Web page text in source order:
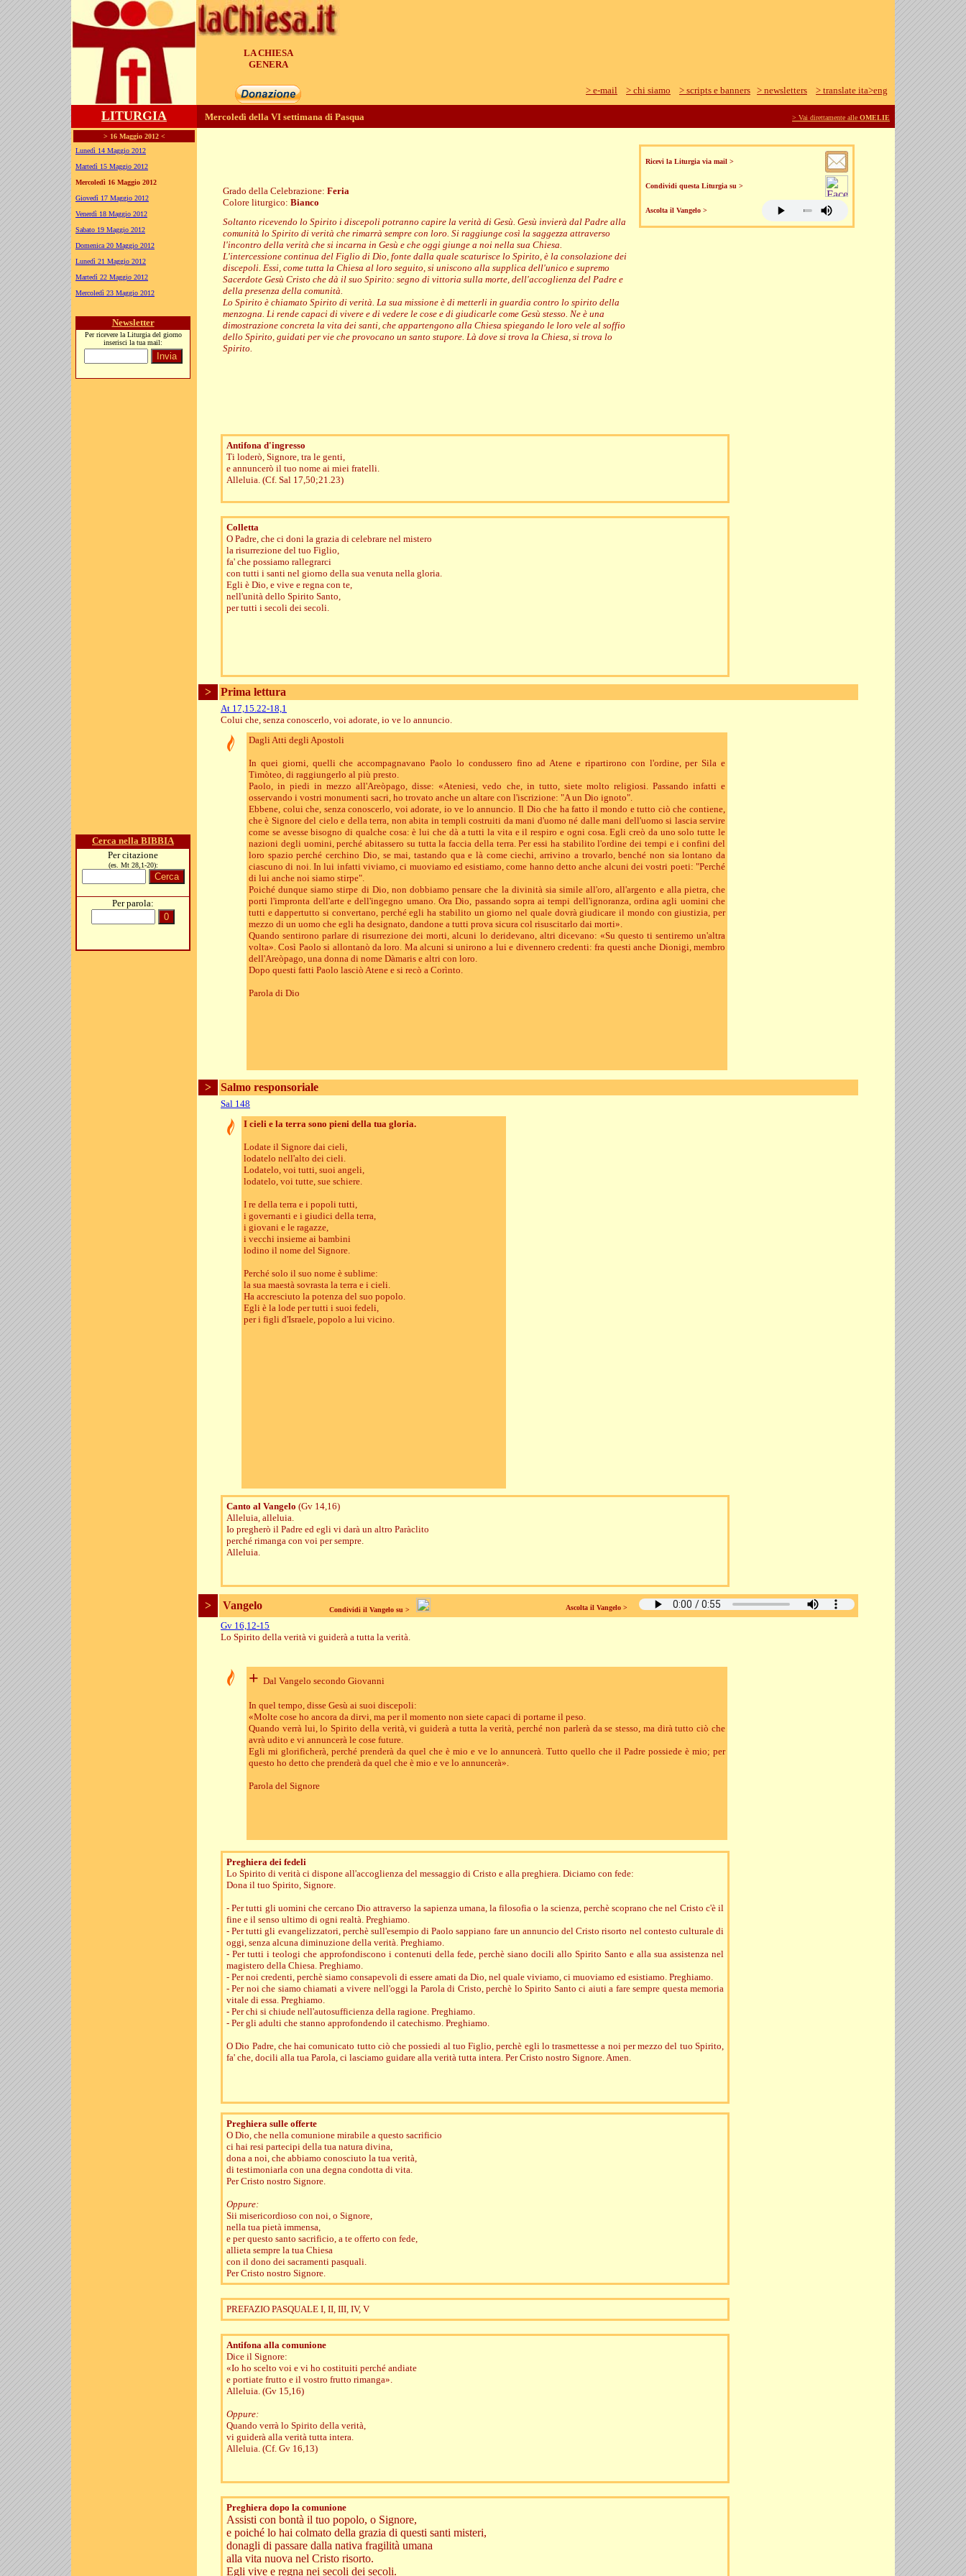
LA CHIESA
GENERA
> e-mail > chi siamo > scripts e banners > newsletters > translate ita>eng
LITURGIA
> 16 Maggio 2012 <
Lunedì 14 Maggio 2012
Martedì 15 Maggio 2012
Mercoledì 16 Maggio 2012
Giovedì 17 Maggio 2012
Venerdì 18 Maggio 2012
Sabato 19 Maggio 2012
Domenica 20 Maggio 2012
Lunedì 21 Maggio 2012
Martedì 22 Maggio 2012
Mercoledì 23 Maggio 2012
Newsletter
Per ricevere la Liturgia del giorno
inserisci la tua mail:
Cerca nella BIBBIA
Per citazione
(es. Mt 28,1-20):
Per parola:
Mercoledì della VI settimana di Pasqua > Vai direttamente alle OMELIE
Grado della Celebrazione: Feria
Colore liturgico: Bianco
Soltanto ricevendo lo Spirito i discepoli potranno capire la verità di Gesù. Gesù invierà dal Padre alla
comunità lo Spirito di verità che rimarrà sempre con loro. Si raggiunge così la saggezza attraverso
l'incontro della verità che si incarna in Gesù e che oggi giunge a noi nella sua Chiesa.
L'intercessione continua del Figlio di Dio, fonte dalla quale scaturisce lo Spirito, è la consolazione dei
discepoli. Essi, come tutta la Chiesa al loro seguito, si uniscono alla supplica dell'unico e supremo
Sacerdote Gesù Cristo che dà il suo Spirito: segno di vittoria sulla morte, dell'accoglienza del Padre e
della presenza della comunità.
Lo Spirito è chiamato Spirito di verità. La sua missione è di metterli in guardia contro lo spirito della
menzogna. Li rende capaci di vivere e di vedere le cose e di giudicarle come Gesù stesso. Ne è una
dimostrazione concreta la vita dei santi, che appartengono alla Chiesa spiegando le loro vele al soffio
dello Spirito, guidati per vie che provocano un santo stupore. Là dove si trova la Chiesa, si trova lo
Spirito.
Ricevi la Liturgia via mail >
Condividi questa Liturgia su >
Ascolta il Vangelo >
Antifona d'ingresso
Ti loderò, Signore, tra le genti,
e annuncerò il tuo nome ai miei fratelli.
Alleluia. (Cf. Sal 17,50;21.23)
Colletta
O Padre, che ci doni la grazia di celebrare nel mistero
la risurrezione del tuo Figlio,
fa' che possiamo rallegrarci
con tutti i santi nel giorno della sua venuta nella gloria.
Egli è Dio, e vive e regna con te,
nell'unità dello Spirito Santo,
per tutti i secoli dei secoli.
> Prima lettura
At 17,15.22-18,1
Colui che, senza conoscerlo, voi adorate, io ve lo annuncio.
Dagli Atti degli Apostoli
In quei giorni, quelli che accompagnavano Paolo lo condussero fino ad Atene e ripartirono con l'ordine, per Sila e
Timòteo, di raggiungerlo al più presto.
Paolo, in piedi in mezzo all'Areòpago, disse: «Ateniesi, vedo che, in tutto, siete molto religiosi. Passando infatti e
osservando i vostri monumenti sacri, ho trovato anche un altare con l'iscrizione: "A un Dio ignoto".
Ebbene, colui che, senza conoscerlo, voi adorate, io ve lo annuncio. Il Dio che ha fatto il mondo e tutto ciò che contiene,
che è Signore del cielo e della terra, non abita in templi costruiti da mani d'uomo né dalle mani dell'uomo si lascia servire
come se avesse bisogno di qualche cosa: è lui che dà a tutti la vita e il respiro e ogni cosa. Egli creò da uno solo tutte le
nazioni degli uomini, perché abitassero su tutta la faccia della terra. Per essi ha stabilito l'ordine dei tempi e i confini del
loro spazio perché cerchino Dio, se mai, tastando qua e là come ciechi, arrivino a trovarlo, benché non sia lontano da
ciascuno di noi. In lui infatti viviamo, ci muoviamo ed esistiamo, come hanno detto anche alcuni dei vostri poeti: "Perché
di lui anche noi siamo stirpe".
Poiché dunque siamo stirpe di Dio, non dobbiamo pensare che la divinità sia simile all'oro, all'argento e alla pietra, che
porti l'impronta dell'arte e dell'ingegno umano. Ora Dio, passando sopra ai tempi dell'ignoranza, ordina agli uomini che
tutti e dappertutto si convertano, perché egli ha stabilito un giorno nel quale dovrà giudicare il mondo con giustizia, per
mezzo di un uomo che egli ha designato, dandone a tutti prova sicura col risuscitarlo dai morti».
Quando sentirono parlare di risurrezione dei morti, alcuni lo deridevano, altri dicevano: «Su questo ti sentiremo un'altra
volta». Così Paolo si allontanò da loro. Ma alcuni si unirono a lui e divennero credenti: fra questi anche Dionigi, membro
dell'Areòpago, una donna di nome Dàmaris e altri con loro.
Dopo questi fatti Paolo lasciò Atene e si recò a Corìnto.
Parola di Dio
> Salmo responsoriale
Sal 148
I cieli e la terra sono pieni della tua gloria.
Lodate il Signore dai cieli,
lodatelo nell'alto dei cieli.
Lodatelo, voi tutti, suoi angeli,
lodatelo, voi tutte, sue schiere.
I re della terra e i popoli tutti,
i governanti e i giudici della terra,
i giovani e le ragazze,
i vecchi insieme ai bambini
lodino il nome del Signore.
Perché solo il suo nome è sublime:
la sua maestà sovrasta la terra e i cieli.
Ha accresciuto la potenza del suo popolo.
Egli è la lode per tutti i suoi fedeli,
per i figli d'Israele, popolo a lui vicino.
Canto al Vangelo (Gv 14,16)
Alleluia, alleluia.
Io pregherò il Padre ed egli vi darà un altro Paràclito
perché rimanga con voi per sempre.
Alleluia.
> Vangelo Condividi il Vangelo su > Ascolta il Vangelo >
Gv 16,12-15
Lo Spirito della verità vi guiderà a tutta la verità.
+ Dal Vangelo secondo Giovanni
In quel tempo, disse Gesù ai suoi discepoli:
«Molte cose ho ancora da dirvi, ma per il momento non siete capaci di portarne il peso.
Quando verrà lui, lo Spirito della verità, vi guiderà a tutta la verità, perché non parlerà da se stesso, ma dirà tutto ciò che
avrà udito e vi annuncerà le cose future.
Egli mi glorificherà, perché prenderà da quel che è mio e ve lo annuncerà. Tutto quello che il Padre possiede è mio; per
questo ho detto che prenderà da quel che è mio e ve lo annuncerà».
Parola del Signore
Preghiera dei fedeli
Lo Spirito di verità ci dispone all'accoglienza del messaggio di Cristo e alla preghiera. Diciamo con fede:
Dona il tuo Spirito, Signore.
- Per tutti gli uomini che cercano Dio attraverso la sapienza umana, la filosofia o la scienza, perchè scoprano che nel Cristo c'è il
fine e il senso ultimo di ogni realtà. Preghiamo.
- Per tutti gli evangelizzatori, perchè sull'esempio di Paolo sappiano fare un annuncio del Cristo risorto nel contesto culturale di
oggi, senza alcuna diminuzione della verità. Preghiamo.
- Per tutti i teologi che approfondiscono i contenuti della fede, perchè siano docili allo Spirito Santo e alla sua assistenza nel
magistero della Chiesa. Preghiamo.
- Per noi credenti, perchè siamo consapevoli di essere amati da Dio, nel quale viviamo, ci muoviamo ed esistiamo. Preghiamo.
- Per noi che siamo chiamati a vivere nell'oggi la Parola di Cristo, perchè lo Spirito Santo ci aiuti a fare sempre questa memoria
vitale di essa. Preghiamo.
- Per chi si chiude nell'autosufficienza della ragione. Preghiamo.
- Per gli adulti che stanno approfondendo il catechismo. Preghiamo.
O Dio Padre, che hai comunicato tutto ciò che possiedi al tuo Figlio, perchè egli lo trasmettesse a noi per mezzo del tuo Spirito,
fa' che, docili alla tua Parola, ci lasciamo guidare alla verità tutta intera. Per Cristo nostro Signore. Amen.
Preghiera sulle offerte
O Dio, che nella comunione mirabile a questo sacrificio
ci hai resi partecipi della tua natura divina,
dona a noi, che abbiamo conosciuto la tua verità,
di testimoniarla con una degna condotta di vita.
Per Cristo nostro Signore.
Oppure:
Sii misericordioso con noi, o Signore,
nella tua pietà immensa,
e per questo santo sacrificio, a te offerto con fede,
allieta sempre la tua Chiesa
con il dono dei sacramenti pasquali.
Per Cristo nostro Signore.
PREFAZIO PASQUALE I, II, III, IV, V
Antifona alla comunione
Dice il Signore:
«Io ho scelto voi e vi ho costituiti perché andiate
e portiate frutto e il vostro frutto rimanga».
Alleluia. (Gv 15,16)
Oppure:
Quando verrà lo Spirito della verità,
vi guiderà alla verità tutta intera.
Alleluia. (Cf. Gv 16,13)
Preghiera dopo la comunione
Assisti con bontà il tuo popolo, o Signore,
e poiché lo hai colmato della grazia di questi santi misteri,
donagli di passare dalla nativa fragilità umana
alla vita nuova nel Cristo risorto.
Egli vive e regna nei secoli dei secoli.